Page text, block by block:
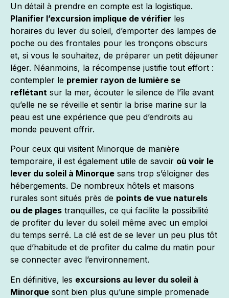
Un détail à prendre en compte est la logistique.
Planifier l’excursion implique de vérifier les
horaires du lever du soleil, d’emporter des lampes de
poche ou des frontales pour les tronçons obscurs
et, si vous le souhaitez, de préparer un petit déjeuner
léger. Néanmoins, la récompense justifie tout effort :
contempler le premier rayon de lumière se
reflétant sur la mer, écouter le silence de l’île avant
qu’elle ne se réveille et sentir la brise marine sur la
peau est une expérience que peu d’endroits au
monde peuvent offrir.
Pour ceux qui visitent Minorque de manière
temporaire, il est également utile de savoir où voir le
lever du soleil à Minorque sans trop s’éloigner des
hébergements. De nombreux hôtels et maisons
rurales sont situés près de points de vue naturels
ou de plages tranquilles, ce qui facilite la possibilité
de profiter du lever du soleil même avec un emploi
du temps serré. La clé est de se lever un peu plus tôt
que d’habitude et de profiter du calme du matin pour
se connecter avec l’environnement.
En définitive, les excursions au lever du soleil à
Minorque sont bien plus qu’une simple promenade